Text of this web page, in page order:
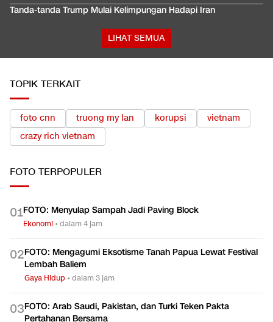
Tanda-tanda Trump Mulai Kelimpungan Hadapi Iran
LIHAT SEMUA
TOPIK TERKAIT
foto cnn truong my lan korupsi
vietnam
crazy rich vietnam
FOTO TERPOPULER
01FOTO: Menyulap Sampah Jadi Paving Block
Ekonomi •dalam 4 jam
02FOTO: Mengagumi Eksotisme Tanah Papua Lewat Festival
Lembah Baliem
Gaya Hidup •dalam 3 jam
03FOTO: Arab Saudi, Pakistan, dan Turki Teken Pakta
Pertahanan Bersama